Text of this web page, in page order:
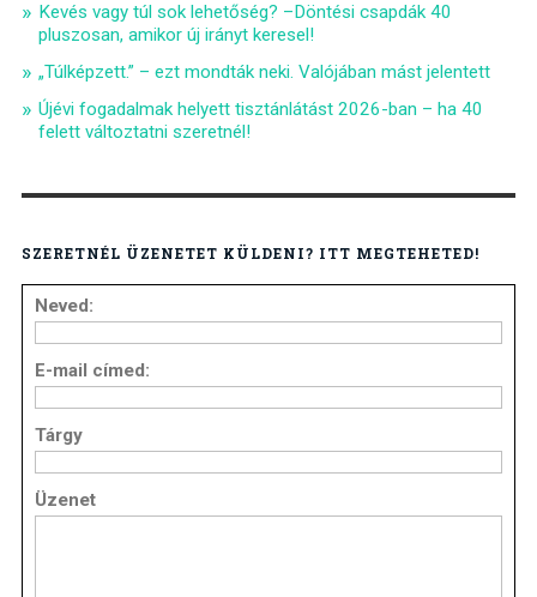
Kevés vagy túl sok lehetőség? –Döntési csapdák 40
pluszosan, amikor új irányt keresel!
„Túlképzett.” – ezt mondták neki. Valójában mást jelentett
Újévi fogadalmak helyett tisztánlátást 2026-ban – ha 40
felett változtatni szeretnél!
SZERETNÉL ÜZENETET KÜLDENI? ITT MEGTEHETED!
Neved:
E-mail címed:
Tárgy
Üzenet